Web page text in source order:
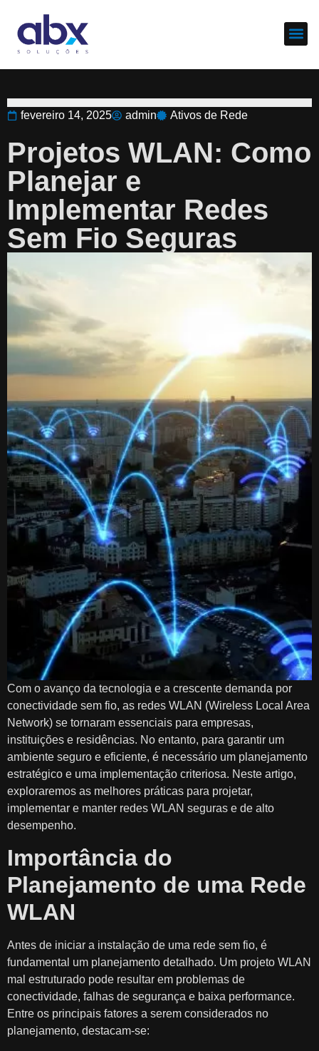
fevereiro 14, 2025 admin Ativos de Rede
Projetos WLAN: Como
Planejar e
Implementar Redes
Sem Fio Seguras
Com o avanço da tecnologia e a crescente demanda por
conectividade sem fio, as redes WLAN (Wireless Local Area
Network) se tornaram essenciais para empresas,
instituições e residências. No entanto, para garantir um
ambiente seguro e eficiente, é necessário um planejamento
estratégico e uma implementação criteriosa. Neste artigo,
exploraremos as melhores práticas para projetar,
implementar e manter redes WLAN seguras e de alto
desempenho.
Importância do
Planejamento de uma Rede
WLAN
Antes de iniciar a instalação de uma rede sem fio, é
fundamental um planejamento detalhado. Um projeto WLAN
mal estruturado pode resultar em problemas de
conectividade, falhas de segurança e baixa performance.
Entre os principais fatores a serem considerados no
planejamento, destacam-se: